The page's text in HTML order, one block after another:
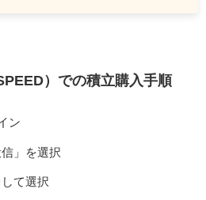
）での積立購入手順
ン
」を選択
て選択